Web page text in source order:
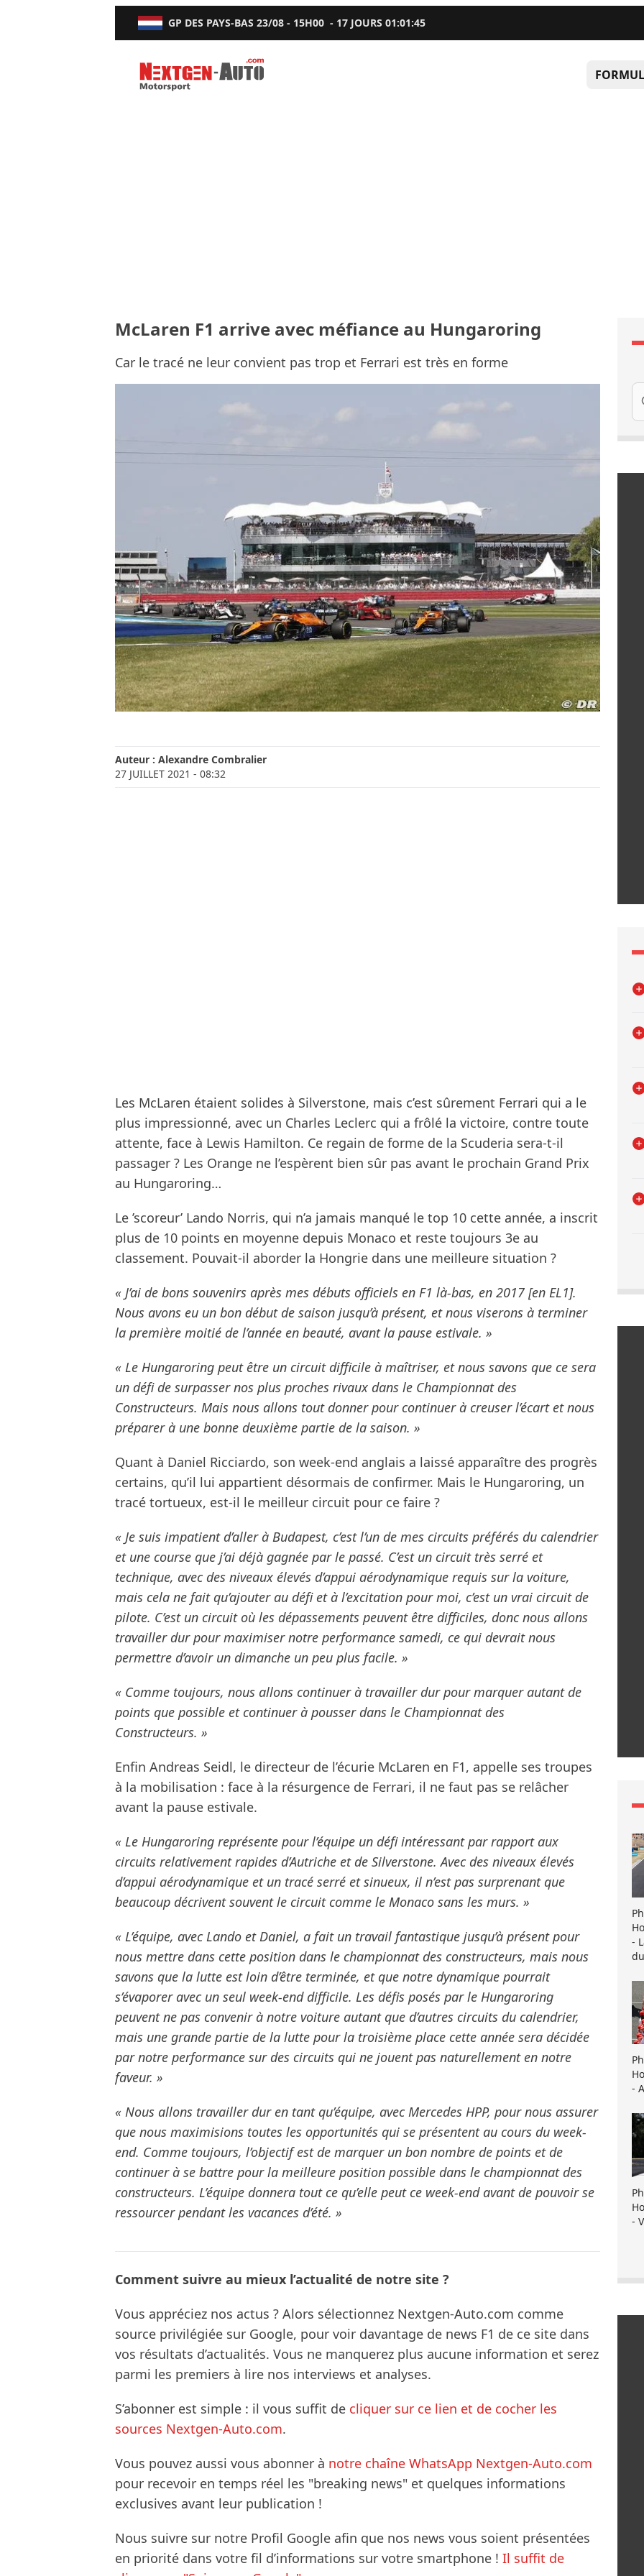
GP DES PAYS-BAS 23/08 - 15H00 - 17 JOURS01:01:44
Nextgen-Auto.com
McLaren F1 arrive avec méfiance au Hungaroring
Car le tracé ne leur convient pas trop et Ferrari est très en forme
Auteur : Alexandre Combralier
27 JUILLET 2021 - 08:32
Les McLaren étaient solides à Silverstone, mais c’est sûrement Ferrari qui a le
plus impressionné, avec un Charles Leclerc qui a frôlé la victoire, contre toute
attente, face à Lewis Hamilton. Ce regain de forme de la Scuderia sera-t-il
passager ? Les Orange ne l’espèrent bien sûr pas avant le prochain Grand Prix
au Hungaroring…
Le ’scoreur’ Lando Norris, qui n’a jamais manqué le top 10 cette année, a inscrit
plus de 10 points en moyenne depuis Monaco et reste toujours 3e au
classement. Pouvait-il aborder la Hongrie dans une meilleure situation ?
« J’ai de bons souvenirs après mes débuts officiels en F1 là-bas, en 2017 [en EL1].
Nous avons eu un bon début de saison jusqu’à présent, et nous viserons à terminer
la première moitié de l’année en beauté, avant la pause estivale. »
« Le Hungaroring peut être un circuit difficile à maîtriser, et nous savons que ce sera
un défi de surpasser nos plus proches rivaux dans le Championnat des
Constructeurs. Mais nous allons tout donner pour continuer à creuser l’écart et nous
préparer à une bonne deuxième partie de la saison. »
Quant à Daniel Ricciardo, son week-end anglais a laissé apparaître des progrès
certains, qu’il lui appartient désormais de confirmer. Mais le Hungaroring, un
tracé tortueux, est-il le meilleur circuit pour ce faire ?
« Je suis impatient d’aller à Budapest, c’est l’un de mes circuits préférés du calendrier
et une course que j’ai déjà gagnée par le passé. C’est un circuit très serré et
technique, avec des niveaux élevés d’appui aérodynamique requis sur la voiture,
mais cela ne fait qu’ajouter au défi et à l’excitation pour moi, c’est un vrai circuit de
pilote. C’est un circuit où les dépassements peuvent être difficiles, donc nous allons
travailler dur pour maximiser notre performance samedi, ce qui devrait nous
permettre d’avoir un dimanche un peu plus facile. »
« Comme toujours, nous allons continuer à travailler dur pour marquer autant de
points que possible et continuer à pousser dans le Championnat des
Constructeurs. »
Enfin Andreas Seidl, le directeur de l’écurie McLaren en F1, appelle ses troupes
à la mobilisation : face à la résurgence de Ferrari, il ne faut pas se relâcher
avant la pause estivale.
« Le Hungaroring représente pour l’équipe un défi intéressant par rapport aux
circuits relativement rapides d’Autriche et de Silverstone. Avec des niveaux élevés
d’appui aérodynamique et un tracé serré et sinueux, il n’est pas surprenant que
beaucoup décrivent souvent le circuit comme le Monaco sans les murs. »
« L’équipe, avec Lando et Daniel, a fait un travail fantastique jusqu’à présent pour
nous mettre dans cette position dans le championnat des constructeurs, mais nous
savons que la lutte est loin d’être terminée, et que notre dynamique pourrait
s’évaporer avec un seul week-end difficile. Les défis posés par le Hungaroring
peuvent ne pas convenir à notre voiture autant que d’autres circuits du calendrier,
mais une grande partie de la lutte pour la troisième place cette année sera décidée
par notre performance sur des circuits qui ne jouent pas naturellement en notre
faveur. »
« Nous allons travailler dur en tant qu’équipe, avec Mercedes HPP, pour nous assurer
que nous maximisions toutes les opportunités qui se présentent au cours du week-
end. Comme toujours, l’objectif est de marquer un bon nombre de points et de
continuer à se battre pour la meilleure position possible dans le championnat des
constructeurs. L’équipe donnera tout ce qu’elle peut ce week-end avant de pouvoir se
ressourcer pendant les vacances d’été. »
Comment suivre au mieux l’actualité de notre site ?
Vous appréciez nos actus ? Alors sélectionnez Nextgen-Auto.com comme
source privilégiée sur Google, pour voir davantage de news F1 de ce site dans
vos résultats d’actualités. Vous ne manquerez plus aucune information et serez
parmi les premiers à lire nos interviews et analyses.
S’abonner est simple : il vous suffit de cliquer sur ce lien et de cocher les
sources Nextgen-Auto.com.
Vous pouvez aussi vous abonner à notre chaîne WhatsApp Nextgen-Auto.com
pour recevoir en temps réel les "breaking news" et quelques informations
exclusives avant leur publication !
Nous suivre sur notre Profil Google afin que nos news vous soient présentées
en priorité dans votre fil d’informations sur votre smartphone ! Il suffit de
-
-
-